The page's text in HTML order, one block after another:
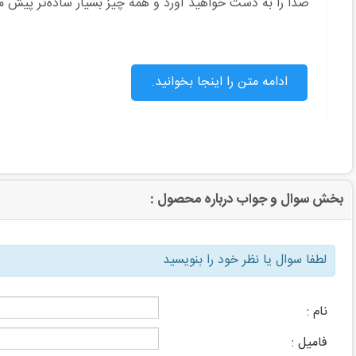
ادامه متن را اینجا بخوانید.
بخش سوال و جواب درباره محصول :
لطفا سوال یا نظر خود را بنویسید
نام :
فامیل :